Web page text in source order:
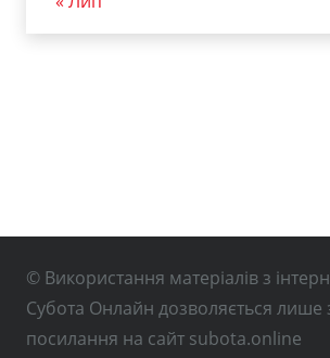
© Використання матеріалів з
Субота Онлайн дозволяється лише
посилання на сайт subota.online